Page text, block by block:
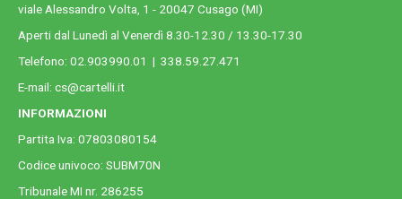
viale Alessandro Volta, 1 - 20047 Cusago (MI)
Aperti dal Lunedì al Venerdì 8.30-12.30 / 13.30-17.30
Telefono: 02.903990.01 | 338.59.27.471
E-mail: cs@cartelli.it
INFORMAZIONI
Partita Iva: 07803080154
Codice univoco: SUBM70N
Tribunale MI nr. 286255